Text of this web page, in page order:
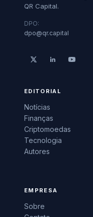
QR Capital.
DPO:
dpo@qr.capital
EDITORIAL
Notícias
Finanças
Criptomoedas
Tecnologia
Autores
EMPRESA
Sobre